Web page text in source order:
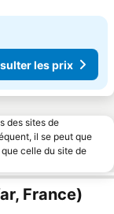
les prix
des sites de
il se peut que
celle du site de
France)